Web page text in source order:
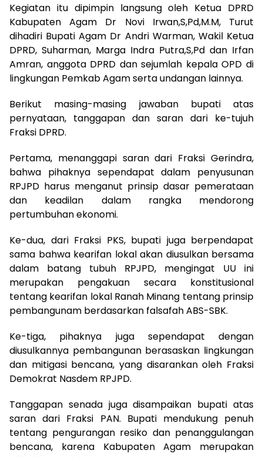
Kegiatan itu dipimpin langsung oleh Ketua DPRD
Kabupaten Agam Dr Novi Irwan,S,Pd,M.M, Turut
dihadiri Bupati Agam Dr Andri Warman, Wakil Ketua
DPRD, Suharman, Marga Indra Putra,S,Pd dan Irfan
Amran, anggota DPRD dan sejumlah kepala OPD di
lingkungan Pemkab Agam serta undangan lainnya.
Berikut masing-masing jawaban bupati atas
pernyataan, tanggapan dan saran dari ke-tujuh
Fraksi DPRD.
Pertama, menanggapi saran dari Fraksi Gerindra,
bahwa pihaknya sependapat dalam penyusunan
RPJPD harus menganut prinsip dasar pemerataan
dan keadilan dalam rangka mendorong
pertumbuhan ekonomi.
Ke-dua, dari Fraksi PKS, bupati juga berpendapat
sama bahwa kearifan lokal akan diusulkan bersama
dalam batang tubuh RPJPD, mengingat UU ini
merupakan pengakuan secara konstitusional
tentang kearifan lokal Ranah Minang tentang prinsip
pembangunam berdasarkan falsafah ABS-SBK.
Ke-tiga, pihaknya juga sependapat dengan
diusulkannya pembangunan berasaskan lingkungan
dan mitigasi bencana, yang disarankan oleh Fraksi
Demokrat Nasdem RPJPD.
Tanggapan senada juga disampaikan bupati atas
saran dari Fraksi PAN. Bupati mendukung penuh
tentang pengurangan resiko dan penanggulangan
bencana, karena Kabupaten Agam merupakan